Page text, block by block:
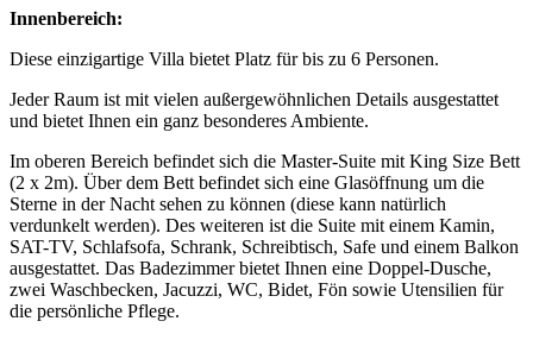
Innenbereich:
Diese einzigartige Villa bietet Platz für bis zu 6 Personen.
Jeder Raum ist mit vielen außergewöhnlichen Details ausgestattet
und bietet Ihnen ein ganz besonderes Ambiente.
Im oberen Bereich befindet sich die Master-Suite mit King Size Bett
(2 x 2m). Über dem Bett befindet sich eine Glasöffnung um die
Sterne in der Nacht sehen zu können (diese kann natürlich
verdunkelt werden). Des weiteren ist die Suite mit einem Kamin,
SAT-TV, Schlafsofa, Schrank, Schreibtisch, Safe und einem Balkon
ausgestattet. Das Badezimmer bietet Ihnen eine Doppel-Dusche,
zwei Waschbecken, Jacuzzi, WC, Bidet, Fön sowie Utensilien für
die persönliche Pflege.